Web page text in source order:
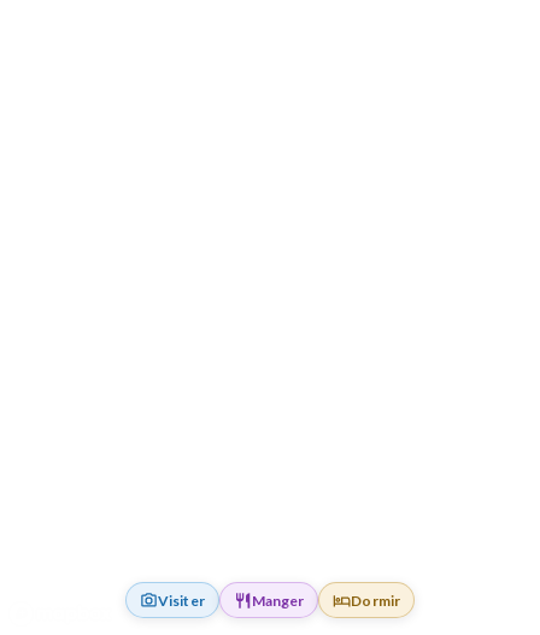
Visiter Manger Dormir